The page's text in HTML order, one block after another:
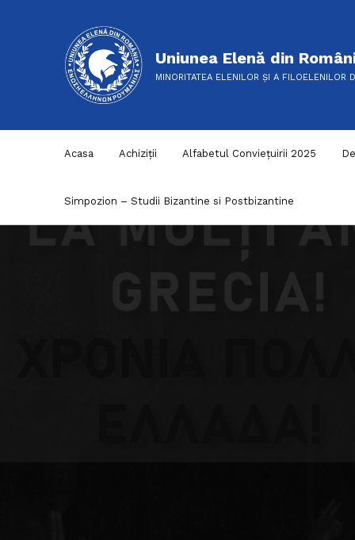
Uniunea Elenă din
MINORITATEA ELENILOR ȘI A FILOELENILOR
Acasa Achiziții Alfabetul Conviețuirii 2025
Simpozion – Studii Bizantine si Postbizantine